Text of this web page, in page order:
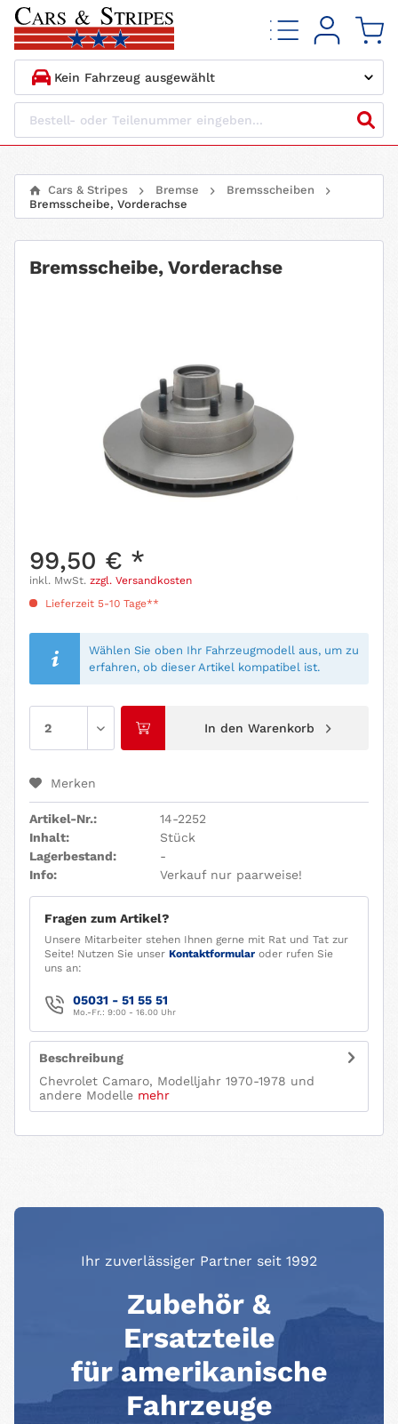
1. HERSTELLER
3. BAUJAHR
4. MOTORTYP
Cars & Stripes Bremse
Bremsscheiben
Bremsscheibe, Vorderachse
Bremsscheibe, Vorderachse
99,50 € *
inkl. MwSt. zzgl. Versandkosten
Lieferzeit 5-10 Tage**
Wählen Sie oben Ihr Fahrzeugmodell aus, um zu
erfahren, ob dieser Artikel kompatibel ist.
In den Warenkorb
Merken
Artikel-Nr.:
14-2252
Inhalt:
Stück
Lagerbestand:
-
Info:
Verkauf nur paarweise!
Fragen zum Artikel?
Unsere Mitarbeiter stehen Ihnen gerne mit Rat und Tat zur
Seite! Nutzen Sie unser Kontaktformular oder rufen Sie
uns an:
05031 - 51 55 51
Mo.-Fr.: 9:00 - 16.00 Uhr
Beschreibung
Chevrolet Camaro, Modelljahr 1970-1978 und
andere Modelle mehr
Ihr zuverlässiger Partner seit 1992
Zubehör &
Ersatzteile
für amerikanische
Fahrzeuge